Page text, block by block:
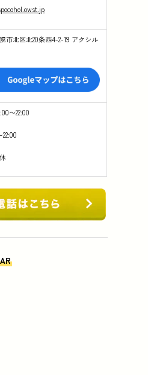
市北区北20条西4-2-19 アクシル
〜22:00